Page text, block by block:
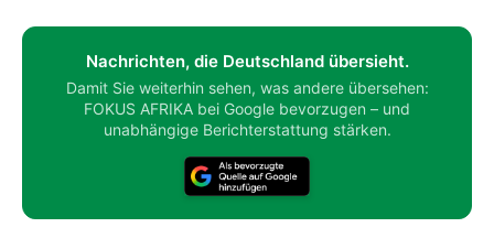
Nachrichten, die Deutschland übersieht.
Damit Sie weiterhin sehen, was andere übersehen:
FOKUS AFRIKA bei Google bevorzugen – und
unabhängige Berichterstattung stärken.